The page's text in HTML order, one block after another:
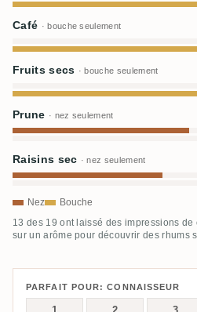
Café · bouche seulement
Fruits secs · bouche seulement
Prune · nez seulement
Raisins sec · nez seulement
Nez Bouche
13 des 19 ont laissé des impressions
sur un arôme pour découvrir des rhums
PARFAIT POUR: CONNAISSEUR